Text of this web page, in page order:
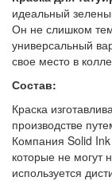
идеальный
Он не слишком
универсальный
свое место в
Состав:
Краска
производстве
Компания Solid
которые не могут
используется